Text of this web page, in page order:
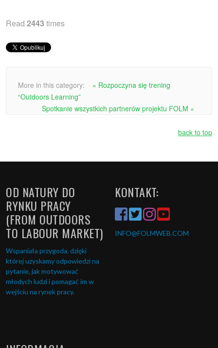
Read 2443 times
More in this category:
« Rozpoczyna się trening
“Outdoors Learning”
Spotkanie wszystkich partnerów projektu FOLM »
back to top
OD NATURY DO
RYNKU PRACY
(FROM OUTDOORS
TO LABOUR MARKET)
Wspaniała przygoda, dzięki
której uzyskamy odpowiedzi na
pytanie, jak motywować
młodych ludzi i pomagać im w
wejściu na rynek pracy.
KONTAKT:
INFO@FOLMWEB.COM